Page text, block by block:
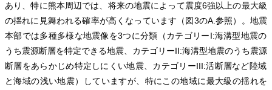
あり、特に熊本周辺では、将来の地震によって震度6強以上の最大級
の揺れに見舞われる確率が高くなっています（図3のA.参照）。地震
本部では多種多様な地震像を3つに分類（カテゴリーI:海溝型地震の
うち震源断層を特定できる地震、カテゴリーII:海溝型地震のうち震源
断層をあらかじめ特定しにくい地震、カテゴリーIII:活断層など陸域
と海域の浅い地震）していますが、特にこの地域に最大級の揺れを